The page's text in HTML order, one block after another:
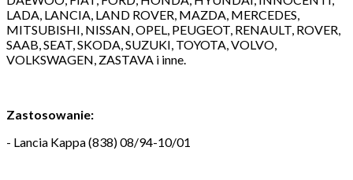
LADA, LANCIA, LAND ROVER, MAZDA, MERCEDES,
MITSUBISHI, NISSAN, OPEL, PEUGEOT, RENAULT, ROVER,
SAAB, SEAT, SKODA, SUZUKI, TOYOTA, VOLVO,
VOLKSWAGEN, ZASTAVA i inne.
Zastosowanie:
- Lancia Kappa (838) 08/94-10/01